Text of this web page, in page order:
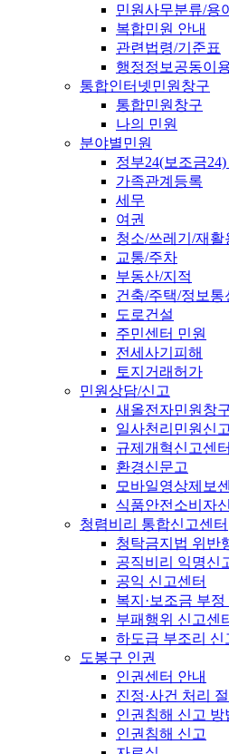
민원사무분류/용
복합민원 안내
관련법령/기준표
행정정보공동이
통합인터넷민원창구
통합민원창구
나의 민원
분야별민원
정부24(보조금24)
가족관계등록
세무
여권
청소/쓰레기/재활
교통/주차
부동산/지적
건축/주택/정보통
도로건설
주민센터 민원
전세사기피해
토지거래허가
민원상담/신고
새올전자민원창
일사천리민원신고
규제개혁신고센터
환경신문고
모바일영상제보
식품안전소비자
청렴비리 통합신고센터
청탁금지법 위반
공직비리 익명신
공익 신고센터
복지·보조금 부
부패행위 신고센
하도급 부조리 신
도봉구 인권
인권센터 안내
진정·사건 처리
인권침해 신고 방
인권침해 신고